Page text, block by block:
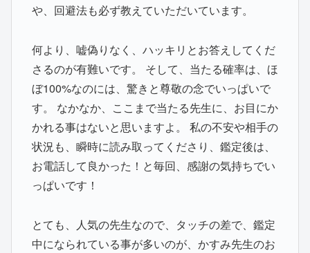
や、回避法も必ず教えていただいています。
何より、嘘偽りなく、ハッキリとお答えしてくだ
さるのが有難いです。 そして、当たる確率は、ほ
ぼ100%なのには、驚きと尊敬の念でいっぱいで
す。 なかなか、ここまで当たる先生に、お目にか
かれる事はないと思いますよ。 私の不安や相手の
状況も、瞬時に読み取ってくださり、鑑定後は、
お電話して良かった！と毎回、感謝の気持ちでい
っぱいです！
とても、人気の先生なので、タッチの差で、鑑定
中になられている事が多いのが、かすみ先生のお